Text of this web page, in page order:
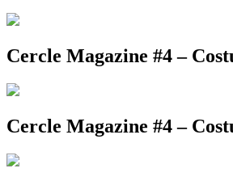
Cercle Magazine #4 –
Cercle Magazine #4 –